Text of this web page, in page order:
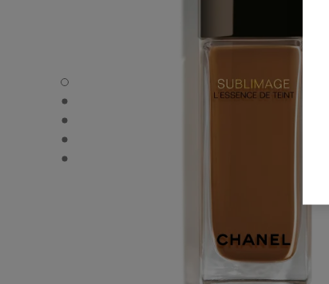
SUBLIMAGE L'ESSENCE DE TEINT - Standardvisning
SUBLIMAGE L'ESSENCE DE TEINT - Alternativ
SUBLIMAGE L'ESSENCE DE TEINT -
SUBLIMAGE L'ESSENCE DE TEINT -
SUBLIMAGE L'ESSENCE DE TEINT -